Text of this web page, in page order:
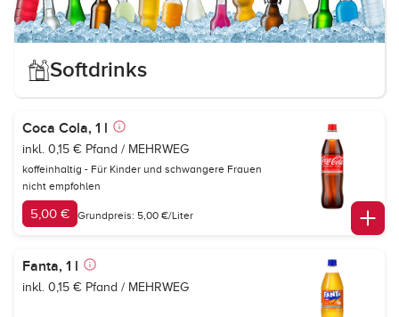
Softdrinks
Coca Cola, 1 l
inkl. 0,15 € Pfand / MEHRWEG
koffeinhaltig - Für Kinder und schwangere Frauen
nicht empfohlen
5,00 € Grundpreis: 5,00 €/Liter
Fanta, 1 l
inkl. 0,15 € Pfand / MEHRWEG